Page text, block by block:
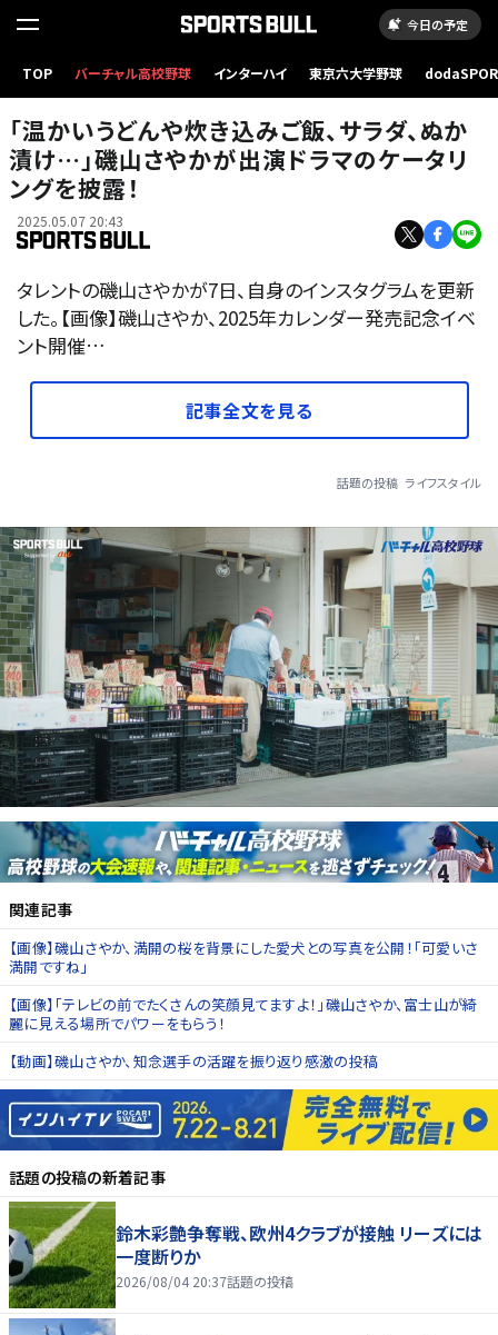
今日の予定
TOP バーチャル高校野球 インターハイ 東京六大学野球
「温かいうどんや炊き込みご飯、サラダ、ぬか
漬け…」磯山さやかが出演ドラマのケータリ
ングを披露！
2025.05.07 20:43
タレントの磯山さやかが7日、自身のインスタグラムを更新
した。【画像】磯山さやか、2025年カレンダー発売記念イベ
ント開催…
記事全文を見る
話題の投稿 ライフスタイル
関連記事
【画像】磯山さやか、満開の桜を背景にした愛犬との写真を公開！「可愛いさ
満開ですね」
【画像】「テレビの前でたくさんの笑顔見てますよ！」磯山さやか、富士山が綺
麗に見える場所でパワーをもらう！
【動画】磯山さやか、知念選手の活躍を振り返り感激の投稿
話題の投稿の新着記事
鈴木彩艶争奪戦、欧州4クラブが接触 リーズには
一度断りか
2026/08/04 20:37話題の投稿